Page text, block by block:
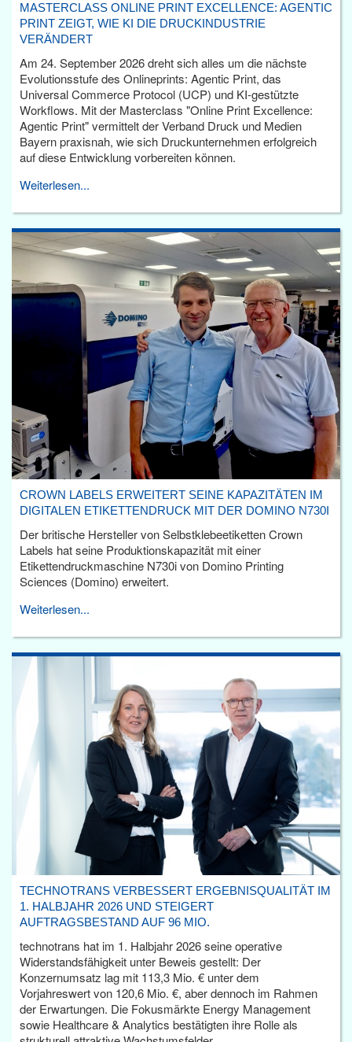
MASTERCLASS ONLINE PRINT EXCELLENCE: AGENTIC
PRINT ZEIGT, WIE KI DIE DRUCKINDUSTRIE
VERÄNDERT
Am 24. September 2026 dreht sich alles um die nächste
Evolutionsstufe des Onlineprints: Agentic Print, das
Universal Commerce Protocol (UCP) und KI-gestützte
Workflows. Mit der Masterclass "Online Print Excellence:
Agentic Print" vermittelt der Verband Druck und Medien
Bayern praxisnah, wie sich Druckunternehmen erfolgreich
auf diese Entwicklung vorbereiten können.
Weiterlesen...
CROWN LABELS ERWEITERT SEINE KAPAZITÄTEN IM
DIGITALEN ETIKETTENDRUCK MIT DER DOMINO N730I
Der britische Hersteller von Selbstklebeetiketten Crown
Labels hat seine Produktionskapazität mit einer
Etikettendruckmaschine N730i von Domino Printing
Sciences (Domino) erweitert.
Weiterlesen...
TECHNOTRANS VERBESSERT ERGEBNISQUALITÄT IM
1. HALBJAHR 2026 UND STEIGERT
AUFTRAGSBESTAND AUF 96 MIO.
technotrans hat im 1. Halbjahr 2026 seine operative
Widerstandsfähigkeit unter Beweis gestellt: Der
Konzernumsatz lag mit 113,3 Mio. € unter dem
Vorjahreswert von 120,6 Mio. €, aber dennoch im Rahmen
der Erwartungen. Die Fokusmärkte Energy Management
sowie Healthcare & Analytics bestätigten ihre Rolle als